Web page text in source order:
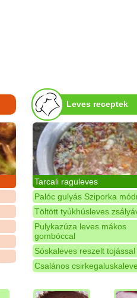
Leves receptek
Tarcali raguleves
Palóc gulyás Sziporka
Töltött tyúkhúsleves
Pulykazúza leves mákos
gombóccal
Sóskaleves reszelt tojással
Csalános